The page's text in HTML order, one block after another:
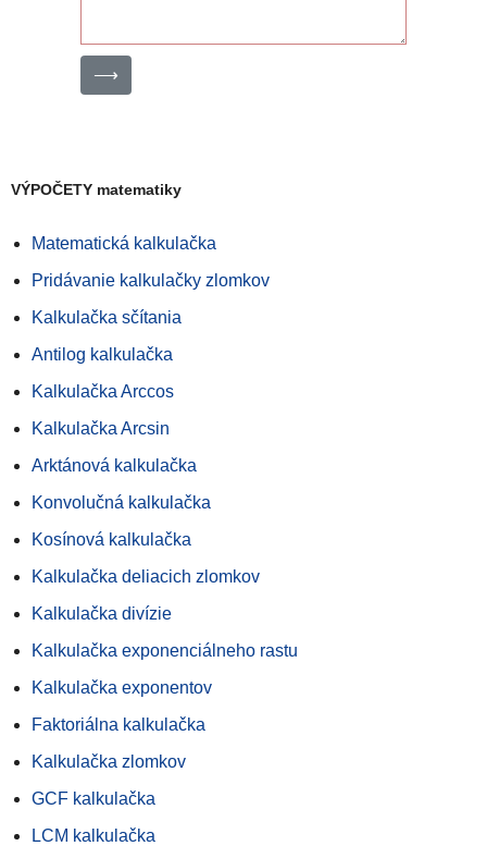
⟶
VÝPOČETY matematiky
Matematická kalkulačka
Pridávanie kalkulačky zlomkov
Kalkulačka sčítania
Antilog kalkulačka
Kalkulačka Arccos
Kalkulačka Arcsin
Arktánová kalkulačka
Konvolučná kalkulačka
Kosínová kalkulačka
Kalkulačka deliacich zlomkov
Kalkulačka divízie
Kalkulačka exponenciálneho rastu
Kalkulačka exponentov
Faktoriálna kalkulačka
Kalkulačka zlomkov
GCF kalkulačka
LCM kalkulačka